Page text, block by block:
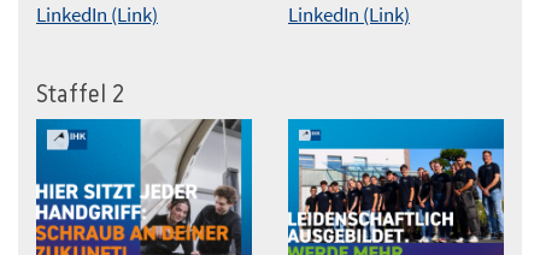
LinkedIn (Link)
LinkedIn (Link)
Staffel 2